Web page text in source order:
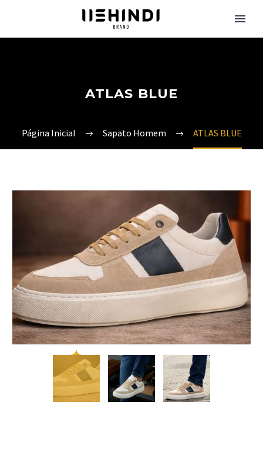
ATLAS BLUE
Página Inicial Sapato Homem ATLAS BLUE